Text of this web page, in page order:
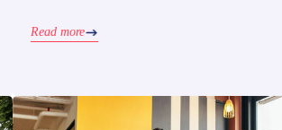
Read more